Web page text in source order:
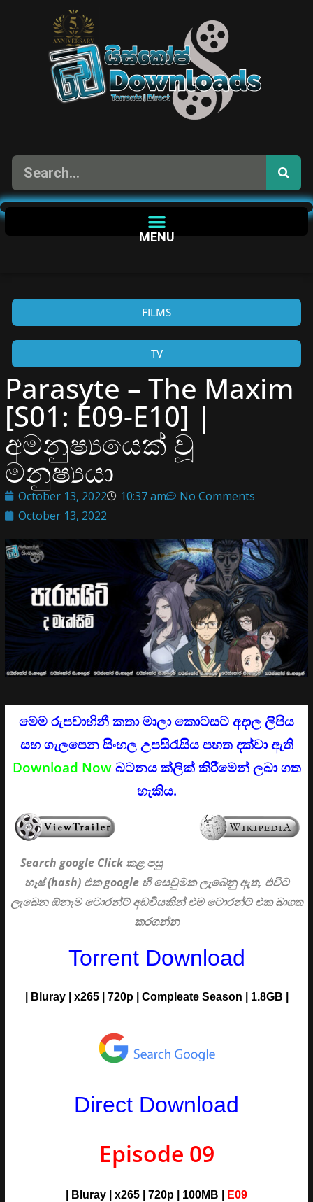
MENU
FILMS
TV
Parasyte – The Maxim
[S01: E09-E10] |
අමනුෂ්‍යයෙක් වූ
මනුෂ්‍යයා
October 13, 2022 10:37 am
No Comments
October 13, 2022
මෙම රුපවාහිනී කතා මාලා කොටසට අදාල ලිපිය
සහ ගැලපෙන සිංහල උපසිරැසිය පහත දක්වා ඇති
Download Nowබටනය ක්ලික් කිරීමෙන් ලබා ගත
හැකිය.
Search google Clickකළ පසු
හෑෂ් (hash) එක google හි සෙවුමක ලැබෙනු ඇත, එවිට
ලැබෙන ඕනෑම ටොරන්ට් අඩවියකින් එම ටොරන්ට් එක බාගත
කරගන්න
Torrent Download
| Bluray | x265 | 720p | Compleate Season | 1.8GB |
Direct Download
Episode 09
| Bluray | x265 | 720p | 100MB | E09